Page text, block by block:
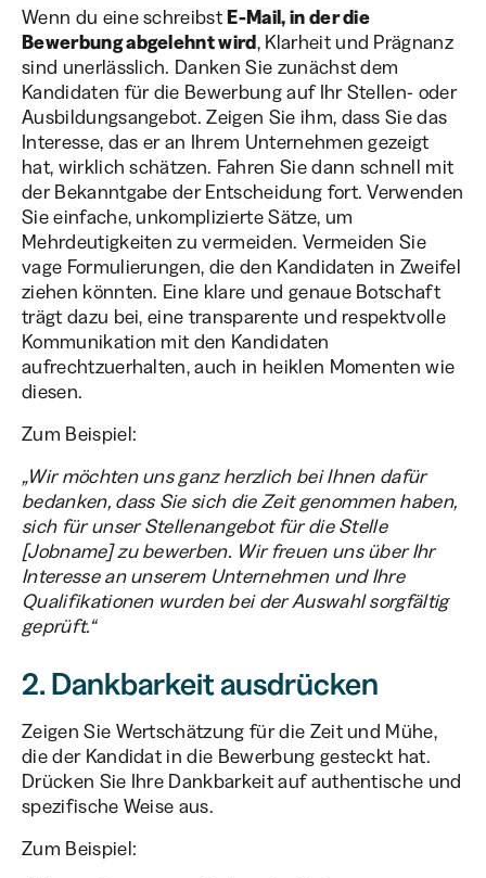
Wenn du eine schreibstE-Mail, in der die
Bewerbung abgelehnt wird, Klarheit und Prägnanz
sind unerlässlich. Danken Sie zunächst dem
Kandidaten für die Bewerbung auf Ihr Stellen- oder
Ausbildungsangebot. Zeigen Sie ihm, dass Sie das
Interesse, das er an Ihrem Unternehmen gezeigt
hat, wirklich schätzen. Fahren Sie dann schnell mit
der Bekanntgabe der Entscheidung fort. Verwenden
Sie einfache, unkomplizierte Sätze, um
Mehrdeutigkeiten zu vermeiden. Vermeiden Sie
vage Formulierungen, die den Kandidaten in Zweifel
ziehen könnten. Eine klare und genaue Botschaft
trägt dazu bei, eine transparente und respektvolle
Kommunikation mit den Kandidaten
aufrechtzuerhalten, auch in heiklen Momenten wie
diesen.
Zum Beispiel:
„Wir möchten uns ganz herzlich bei Ihnen dafür
bedanken, dass Sie sich die Zeit genommen haben,
sich für unser Stellenangebot für die Stelle
[Jobname] zu bewerben. Wir freuen uns über Ihr
Interesse an unserem Unternehmen und Ihre
Qualifikationen wurden bei der Auswahl sorgfältig
geprüft.“
2. Dankbarkeit ausdrücken
Zeigen Sie Wertschätzung für die Zeit und Mühe,
die der Kandidat in die Bewerbung gesteckt hat.
Drücken Sie Ihre Dankbarkeit auf authentische und
spezifische Weise aus.
Zum Beispiel: